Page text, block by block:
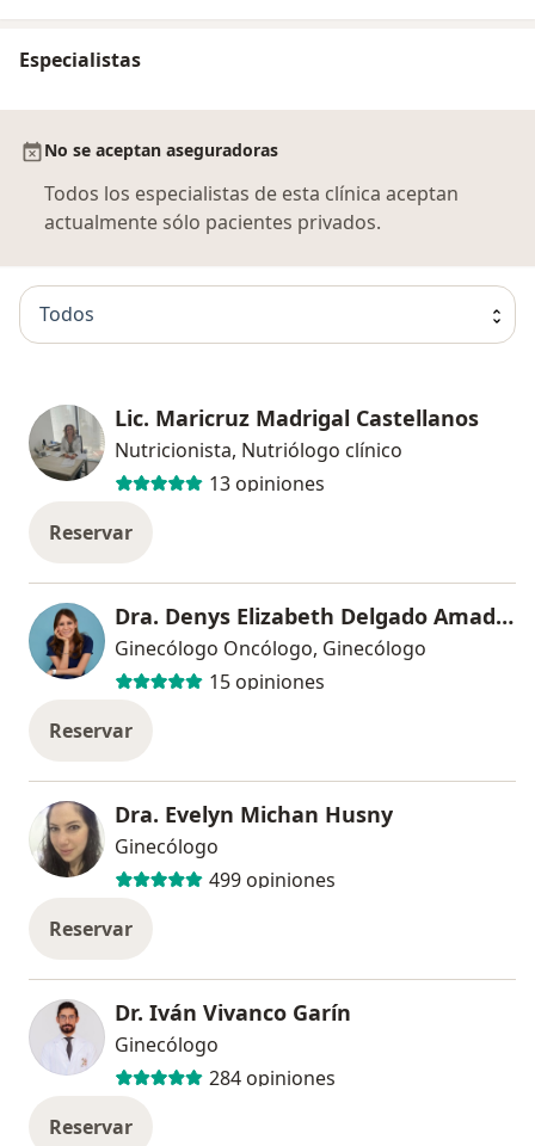
Especialistas
No se aceptan aseguradoras
Todos los especialistas de esta clínica aceptan
actualmente sólo pacientes privados.
Todos
Lic. Maricruz Madrigal Castellanos
Nutricionista, Nutriólogo clínico
13 opiniones
Reservar
Dra. Denys Elizabeth Delgado Amador
Ginecólogo Oncólogo, Ginecólogo
15 opiniones
Reservar
Dra. Evelyn Michan Husny
Ginecólogo
499 opiniones
Reservar
Dr. Iván Vivanco Garín
Ginecólogo
284 opiniones
Reservar